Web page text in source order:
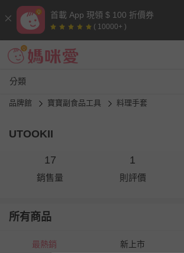
首載 App 現領 $ 100 折價券
( 10000+ )
分類
品牌館 寶寶副食品工具 料理手套
UTOOKII
17
銷售量
1
則評價
所有商品
最熱銷 新上市